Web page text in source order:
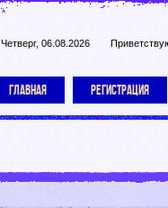
Четверг, 06.08.2026
ГЛАВНАЯ РЕГИСТРАЦИЯ